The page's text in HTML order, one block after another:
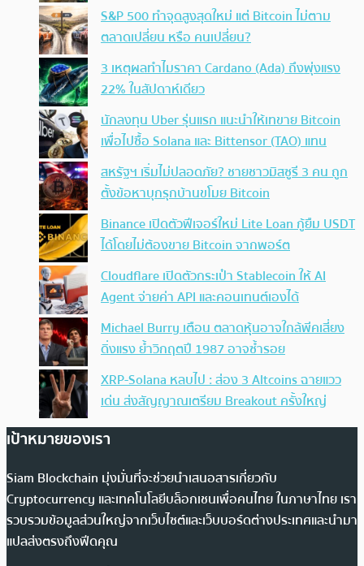
S&P 500 ทำจุดสูงสุดใหม่ แต่ Bitcoin ไม่ตาม
ตลาดเปลี่ยน หรือ คนเปลี่ยน?
3 เหตุผลทำไมราคา Cardano (Ada) ถึงพุ่งแรง
22% ในสัปดาห์เดียว
นักลงทุน Uber รุ่นแรก แนะนำให้เทขาย Bitcoin
เพื่อไปซื้อ Solana และ Bittensor (TAO) แทน
สหรัฐฯ เริ่มไม่ปลอดภัย? ชายชาวมิสซูรี 3 คน ถูก
ตั้งข้อหาบุกรุกบ้านขโมย Bitcoin
Binance เปิดตัวฟีเจอร์ใหม่ Lite Loan กู้ยืม USDT
ได้โดยไม่ต้องขาย Bitcoin จากพอร์ต
Cloudflare เปิดตัวกระเป๋า Stablecoin ให้ AI
Agent จ่ายค่า API และคอนเทนต์เองได้
Michael Burry เตือน ตลาดหุ้นอาจใกล้พีคเสี่ยง
ดิ่งแรง ย้ำวิกฤตปี 1987 อาจซ้ำรอย
XRP-Solana หลบไป : ส่อง 3 Altcoins ฉายแวว
เด่น ส่งสัญญาณเตรียม Breakout ครั้งใหญ่
เป้าหมายของเรา
Siam Blockchain มุ่งมั่นที่จะช่วยนำเสนอสารเกี่ยวกับ
Cryptocurrency และเทคโนโลยีบล็อกเชนเพื่อคนไทย ในภาษาไทย เรา
รวบรวมข้อมูลส่วนใหญ่จากเว็บไซต์และเว็บบอร์ดต่างประเทศและนำมา
แปลส่งตรงถึงฟีดคุณ